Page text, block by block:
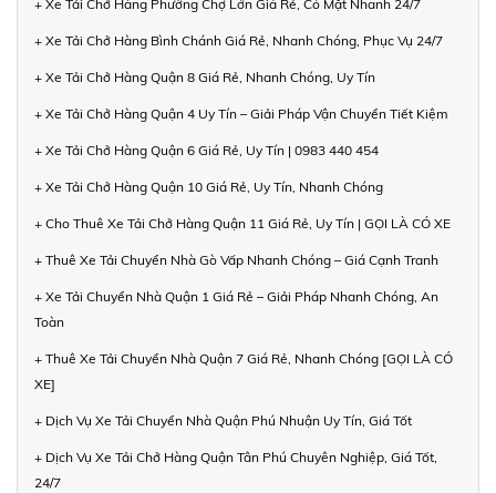
+ Xe Tải Chở Hàng Phường Chợ Lớn Giá Rẻ, Có Mặt Nhanh 24/7
+ Xe Tải Chở Hàng Bình Chánh Giá Rẻ, Nhanh Chóng, Phục Vụ 24/7
+ Xe Tải Chở Hàng Quận 8 Giá Rẻ, Nhanh Chóng, Uy Tín
+ Xe Tải Chở Hàng Quận 4 Uy Tín – Giải Pháp Vận Chuyển Tiết Kiệm
+ Xe Tải Chở Hàng Quận 6 Giá Rẻ, Uy Tín | 0983 440 454
+ Xe Tải Chở Hàng Quận 10 Giá Rẻ, Uy Tín, Nhanh Chóng
+ Cho Thuê Xe Tải Chở Hàng Quận 11 Giá Rẻ, Uy Tín | GỌI LÀ CÓ XE
+ Thuê Xe Tải Chuyển Nhà Gò Vấp Nhanh Chóng – Giá Cạnh Tranh
+ Xe Tải Chuyển Nhà Quận 1 Giá Rẻ – Giải Pháp Nhanh Chóng, An
Toàn
+ Thuê Xe Tải Chuyển Nhà Quận 7 Giá Rẻ, Nhanh Chóng [GỌI LÀ CÓ
XE]
+ Dịch Vụ Xe Tải Chuyển Nhà Quận Phú Nhuận Uy Tín, Giá Tốt
+ Dịch Vụ Xe Tải Chở Hàng Quận Tân Phú Chuyên Nghiệp, Giá Tốt,
24/7